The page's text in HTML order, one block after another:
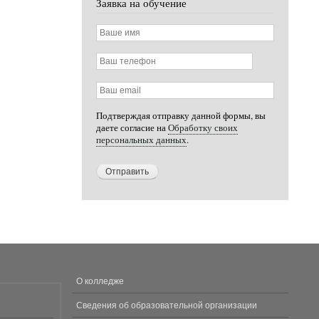
Ваше
имя
Ваш
телефон
Ваш
email
Подтверждая отправку данной формы, вы
даете согласие наОбработку своих
персональных данных.
МЕНЮ
В
ПОДВАЛЕ
О колледже
Сведения об образовательной организации